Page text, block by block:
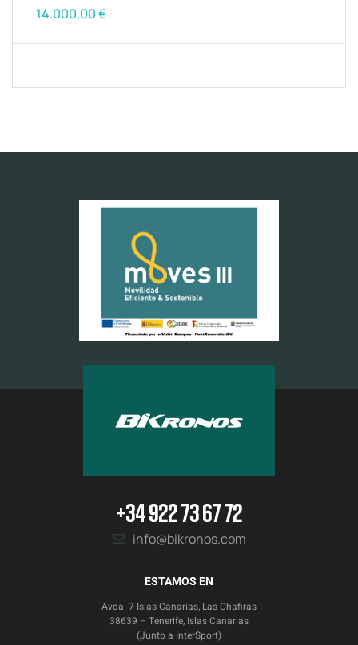
14.000,00€
+34 922 73 67 72
info@bikronos.com
ESTAMOS EN
Avda. 7 Islas Canarias, Las Chafiras
38639 – Tenerife, Islas Canarias
(Junto a InterSport)